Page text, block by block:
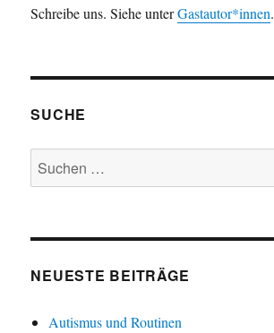
Schreibe uns. Siehe unterGastautor*innen.
SUCHE
Suchen
nach:
NEUESTE BEITRÄGE
Autismus und Routinen